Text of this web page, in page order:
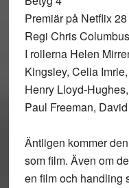
Premiär på Netflix
Regi Chris Columbus
I rollerna Helen
Kingsley, Celia
Henry Lloyd-
Paul Freeman,
Äntligen kommer
som film. Även om
en film och handling